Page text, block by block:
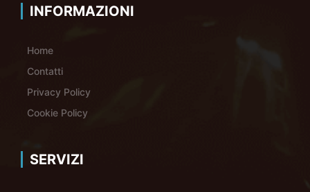
INFORMAZIONI
Home
Contatti
Privacy Policy
Cookie Policy
SERVIZI